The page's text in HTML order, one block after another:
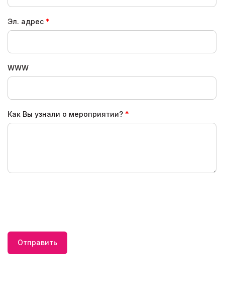
Эл. адрес
WWW
Как Вы узнали о мероприятии?
Отправить